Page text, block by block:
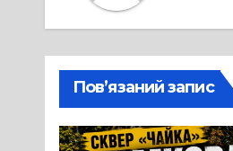
Пов’язаний запис